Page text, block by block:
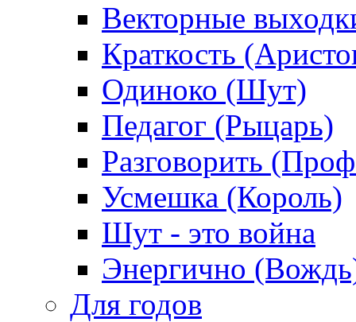
Векторные
Краткость
Одиноко (Шут)
Педагог (Рыцарь)
Разговорить
Усмешка (Король)
Шут - это война
Энергично
Для годов